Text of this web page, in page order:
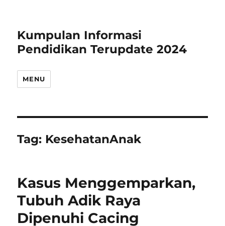
Kumpulan Informasi
Pendidikan Terupdate 2024
MENU
Tag: KesehatanAnak
Kasus Menggemparkan,
Tubuh Adik Raya
Dipenuhi Cacing